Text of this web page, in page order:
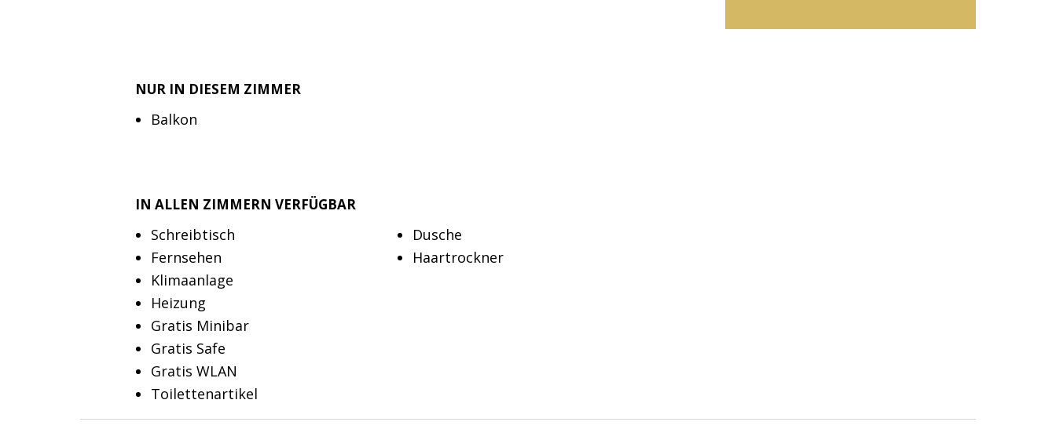
NUR IN DIESEM ZIMMER
Balkon
IN ALLEN ZIMMERN VERFÜGBAR
Schreibtisch
Fernsehen
Klimaanlage
Heizung
Gratis Minibar
Gratis Safe
Gratis WLAN
Toilettenartikel
Dusche
Haartrockner